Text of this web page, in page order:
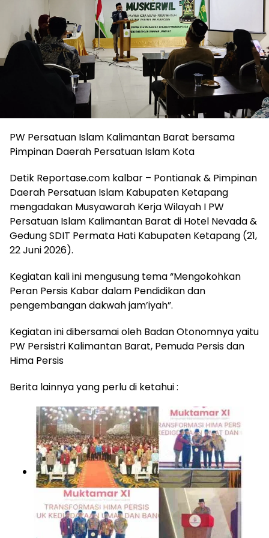
PW Persatuan Islam Kalimantan Barat bersama
Pimpinan Daerah Persatuan Islam Kota
Detik Reportase.com kalbar – Pontianak & Pimpinan
Daerah Persatuan Islam Kabupaten Ketapang
mengadakan Musyawarah Kerja Wilayah I PW
Persatuan Islam Kalimantan Barat di Hotel Nevada &
Gedung SDIT Permata Hati Kabupaten Ketapang (21,
22 Juni 2026).
Kegiatan kali ini mengusung tema “Mengokohkan
Peran Persis Kabar dalam Pendidikan dan
pengembangan dakwah jam’iyah”.
Kegiatan ini dibersamai oleh Badan Otonomnya yaitu
PW Persistri Kalimantan Barat, Pemuda Persis dan
Hima Persis
Berita lainnya yang perlu di ketahui :